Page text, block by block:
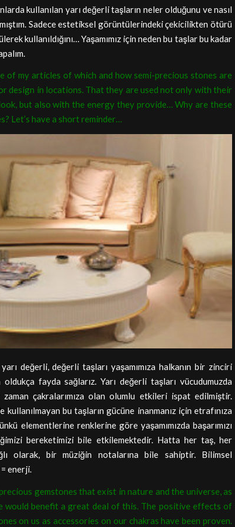
kullanılan yarı değerli taşların neler olduğunu ve nasıl
Sadece estetiksel görüntülerindeki çekicilikten ötürü
kullanıldığını… Yaşamımız için neden bu taşlar bu kadar
of my articles of which and how semi-precious stones are
design in locations. That they are used not only with their
but also with the energy they provide… Why are these
Let’s have a short reminder…
değerli, değerli taşları yaşamımıza halkanın bir zinciri
oldukça fayda sağlarız. Yarı değerli taşları vücudumuzda
zaman çakralarımıza olan olumlu etkileri ispat edilmiştir.
kullanılmayan bu taşların gücüne inanmanız için etrafınıza
elementlerine renklerine göre yaşamımızda başarımızı
bereketimizi bile etkilemektedir. Hatta her taş, her
olarak, bir müziğin notalarına bile sahiptir. Bilimsel
enerji.
gemstones that exist in nature and the universe, as
would benefit a great deal of this. The positive effects of
on us as accessories on our chakras have been proven.